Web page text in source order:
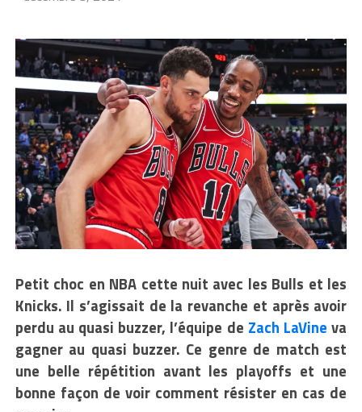
Petit choc en NBA cette nuit avec les Bulls et les
Knicks. Il s’agissait de la revanche et après avoir
perdu au quasi buzzer, l’équipe de Zach LaVine va
gagner au quasi buzzer. Ce genre de match est
une belle répétition avant les playoffs et une
bonne façon de voir comment résister en cas de